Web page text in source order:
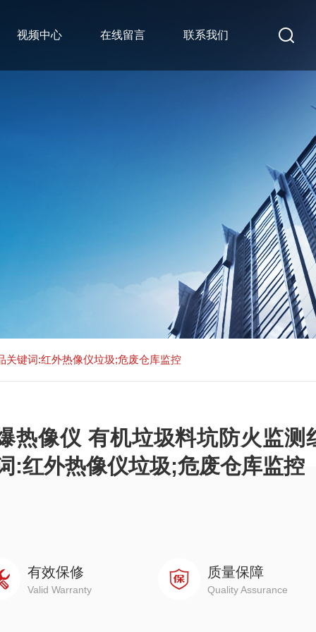
视频中心 在线留言 联系我们
关键词:红外热像仪垃圾;危废仓库监控
热像仪 有机垃圾料坑防火监测
:红外热像仪垃圾;危废仓库监控
有效保修
Valid Warranty
质量保障
Quality Assurance